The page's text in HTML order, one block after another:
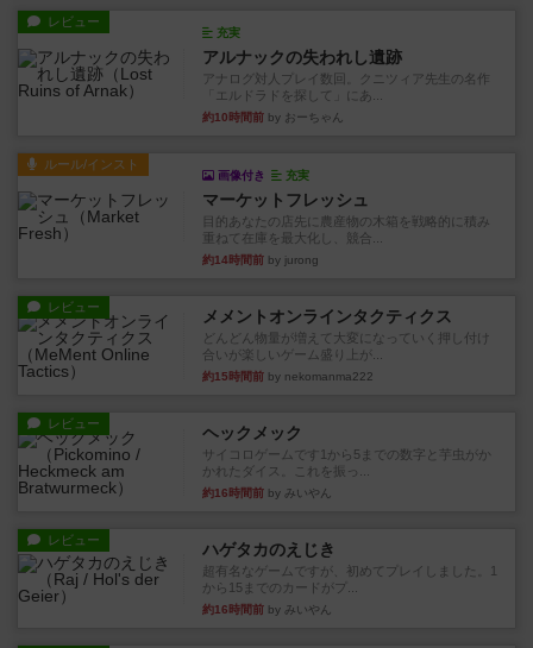
レビュー
充実
アルナックの失われし遺跡
アナログ対人プレイ数回。クニツィア先生の名作
「エルドラドを探して」にあ...
約10時間前 by おーちゃん
ルール/インスト
画像付き 充実
マーケットフレッシュ
目的あなたの店先に農産物の木箱を戦略的に積み
重ねて在庫を最大化し、競合...
約14時間前 by jurong
レビュー メメントオンラインタクティクス
どんどん物量が増えて大変になっていく押し付け
合いが楽しいゲーム盛り上が...
約15時間前 by nekomanma222
レビュー ヘックメック
サイコロゲームです1から5までの数字と芋虫がか
かれたダイス。これを振っ...
約16時間前 by みいやん
レビュー ハゲタカのえじき
超有名なゲームですが、初めてプレイしました。1
から15までのカードがプ...
約16時間前 by みいやん